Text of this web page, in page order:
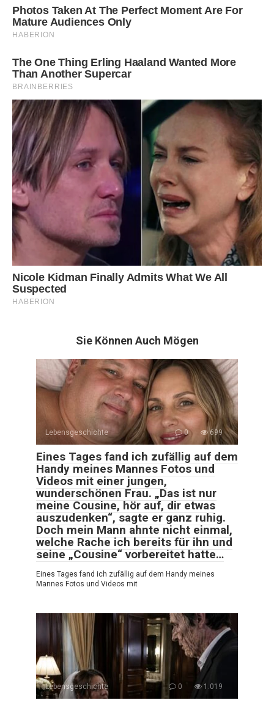
Sie Können Auch Mögen
Lebensgeschichte 0 699
Eines Tages fand ich zufällig auf dem
Handy meines Mannes Fotos und
Videos mit einer jungen,
wunderschönen Frau. „Das ist nur
meine Cousine, hör auf, dir etwas
auszudenken“, sagte er ganz ruhig.
Doch mein Mann ahnte nicht einmal,
welche Rache ich bereits für ihn und
seine „Cousine“ vorbereitet hatte…
Eines Tages fand ich zufällig auf dem Handy meines
Mannes Fotos und Videos mit
Lebensgeschichte 0 1.019